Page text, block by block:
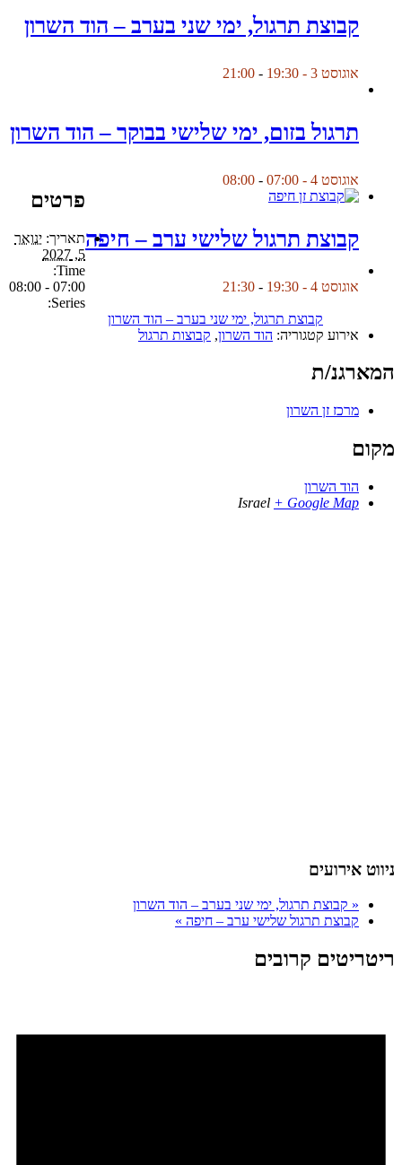
קבוצת תרגול, ימי שני בערב – הוד השרון
אוגוסט 3 - 19:30 -
21:00
תרגול בזום, ימי שלישי בבוקר – הוד השרון
אוגוסט 4 - 07:00 -
08:00
קבוצת תרגול שלישי ערב – חיפה
אוגוסט 4 - 19:30 -
21:30
פרטים
תאריך: ינואר
5, 2027
Time:
07:00 - 08:00
Series:
קבוצת תרגול, ימי שני בערב – הוד השרון
אירוע קטגוריה: הוד השרון, קבוצות תרגול
המארגנ/ת
מרכז זן השרון
מקום
הוד השרון
Israel + Google Map
ניווט אירועים
« קבוצת תרגול, ימי שני בערב – הוד השרון
קבוצת תרגול שלישי ערב – חיפה »
ריטריטים קרובים